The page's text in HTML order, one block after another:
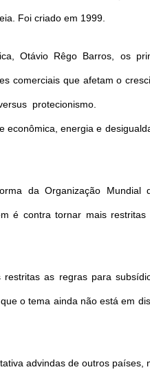
Foi criado em 1999.
Otávio Rêgo Barros, os
comerciais que afetam o
protecionismo.
energia e
da Organização Mundial
é contra tornar mais restritas
as regras para
o tema ainda não está em
advindas de outros países,